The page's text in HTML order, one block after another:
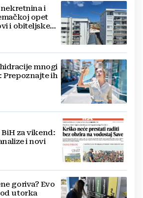
i
opet
i obiteljske
mnogi
ih
za vikend:
i novi
goriva? Evo
utorka